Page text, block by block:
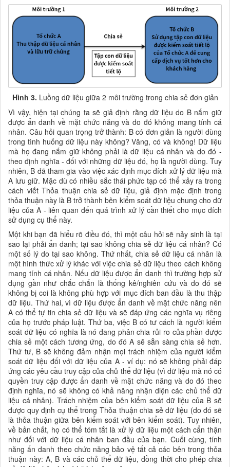
Hình 3. Luồng dữ liệu giữa 2 môi trường trong chia sẻ đơn giản
Vì vậy, hiện tại chúng ta sẽ giả định rằng dữ liệu do B nắm giữ
được ẩn danh về mặt chức năng và do đó không mang tính cá
nhân. Câu hỏi quan trọng trở thành: B có đơn giản là người dùng
trong tình huống dữ liệu này không? Vâng, có và không! Dữ liệu
mà họ đang nắm giữ không phải là dữ liệu cá nhân và do đó -
theo định nghĩa - đối với những dữ liệu đó, họ là người dùng. Tuy
nhiên, B đã tham gia vào việc xác định mục đích xử lý dữ liệu mà
A lưu giữ. Mặc dù có nhiều sắc thái phức tạp có thể xảy ra trong
cách viết Thỏa thuận chia sẻ dữ liệu, giả định mặc định trong
thỏa thuận này là B trở thành bên kiểm soát dữ liệu chung cho dữ
liệu của A - liên quan đến quá trình xử lý cần thiết cho mục đích
sử dụng cụ thể này.
Một khi bạn đã hiểu rõ điều đó, thì một câu hỏi sẽ nảy sinh là tại
sao lại phải ẩn danh; tại sao không chia sẻ dữ liệu cá nhân? Có
một số lý do tại sao không. Thứ nhất, chia sẻ dữ liệu cá nhân là
một hình thức xử lý khác với việc chia sẻ dữ liệu theo cách không
mang tính cá nhân. Nếu dữ liệu được ẩn danh thì trường hợp sử
dụng gần như chắc chắn là thống kê/nghiên cứu và do đó sẽ
không bị coi là không phù hợp với mục đích ban đầu là thu thập
dữ liệu. Thứ hai, vì dữ liệu được ẩn danh về mặt chức năng nên
A có thể tự tin chia sẻ dữ liệu và sẽ đáp ứng các nghĩa vụ riêng
của họ trước pháp luật. Thứ ba, việc B có tư cách là người kiểm
soát dữ liệu có nghĩa là nó đang phân chia rủi ro của phần được
chia sẻ một cách tương ứng, do đó A sẽ sẵn sàng chia sẻ hơn.
Thứ tư, B sẽ không đảm nhận mọi trách nhiệm của người kiểm
soát dữ liệu đối với dữ liệu của A - ví dụ: nó sẽ không phải đáp
ứng các yêu cầu truy cập của chủ thể dữ liệu (vì dữ liệu mà nó có
quyền truy cập được ẩn danh về mặt chức năng và do đó theo
định nghĩa, nó sẽ không có khả năng nhận diện các chủ thể dữ
liệu cá nhân). Trách nhiệm của bên kiểm soát dữ liệu của B sẽ
được quy định cụ thể trong Thỏa thuận chia sẻ dữ liệu (do đó sẽ
là thỏa thuận giữa bên kiểm soát với bên kiểm soát). Tuy nhiên,
về bản chất, họ có thể tóm tắt là xử lý dữ liệu một cách cẩn thận
như đối với dữ liệu cá nhân ban đầu của bạn. Cuối cùng, tính
năng ẩn danh theo chức năng bảo vệ tất cả các bên trong thỏa
thuận này: A, B và các chủ thể dữ liệu, đồng thời cho phép chia